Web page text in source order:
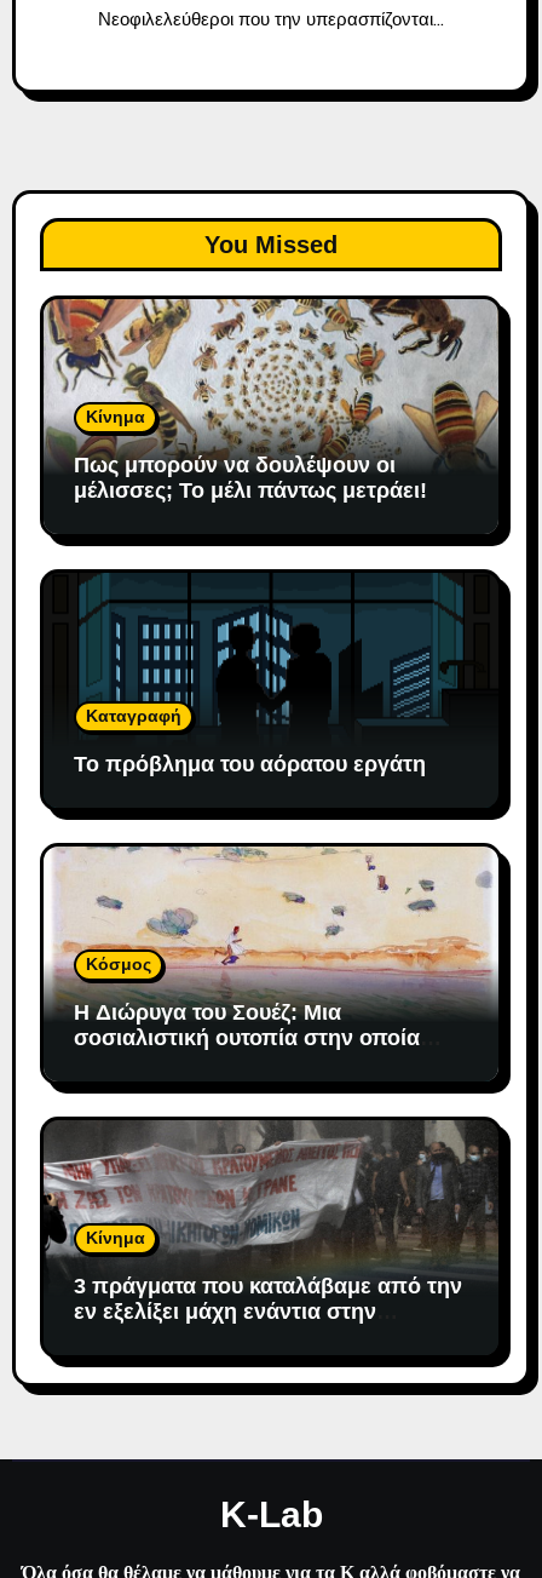
Νεοφιλελεύθεροι που την υπερασπίζονται…
You Missed
Κίνημα
Πως μπορούν να δουλέψουν οι
μέλισσες; To μέλι πάντως μετράει!
Καταγραφή
Το πρόβλημα του αόρατου εργάτη
Κόσμος
H Διώρυγα του Σουέζ: Μια
σοσιαλιστική ουτοπία στην οποία
Κίνημα
3 πράγματα που καταλάβαμε από την
εν εξελίξει μάχη ενάντια στην
K-Lab
Όλα όσα θα θέλαμε να μάθουμε για τα Κ αλλά φοβόμαστε να